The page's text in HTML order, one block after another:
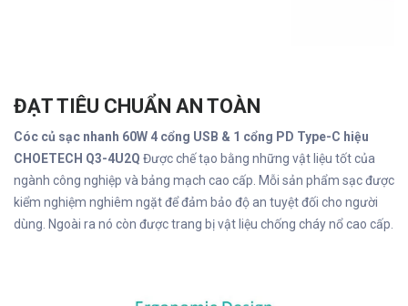
ĐẠT TIÊU CHUẨN AN TOÀN
Cóc củ sạc nhanh 60W 4 cổng USB & 1 cổng PD Type-C hiệu
CHOETECH Q3-4U2Q Được chế tạo bằng những vật liệu tốt của
ngành công nghiệp và bảng mạch cao cấp. Mỗi sản phẩm sạc được
kiểm nghiệm nghiêm ngặt để đảm bảo độ an tuyệt đối cho người
dùng. Ngoài ra nó còn được trang bị vật liệu chống cháy nổ cao cấp.